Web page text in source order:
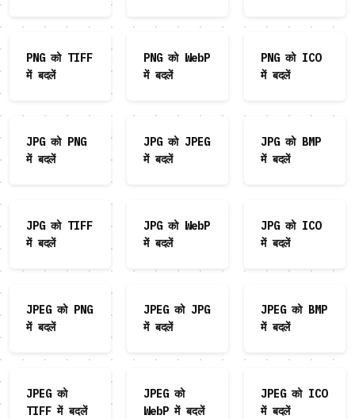
PNG को TIFF
में बदलें
PNG को WebP
में बदलें
PNG को ICO
में बदलें
JPG को PNG
में बदलें
JPG को JPEG
में बदलें
JPG को BMP
में बदलें
JPG को TIFF
में बदलें
JPG को WebP
में बदलें
JPG को ICO
में बदलें
JPEG को PNG
में बदलें
JPEG को JPG
में बदलें
JPEG को BMP
में बदलें
JPEG को
TIFF में बदलें
JPEG को
WebP में बदलें
JPEG को ICO
में बदलें